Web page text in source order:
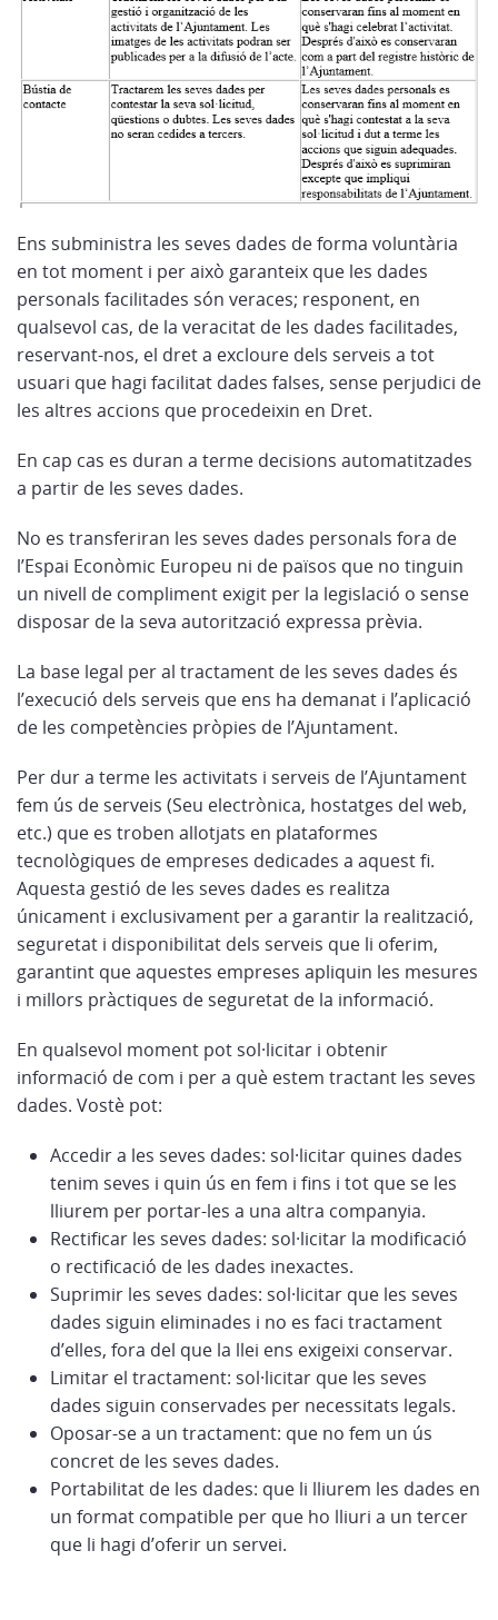
Ens subministra les seves dades de forma voluntària
en tot moment i per això garanteix que les dades
personals facilitades són veraces; responent, en
qualsevol cas, de la veracitat de les dades facilitades,
reservant-nos, el dret a excloure dels serveis a tot
usuari que hagi facilitat dades falses, sense perjudici de
les altres accions que procedeixin en Dret.
En cap cas es duran a terme decisions automatitzades
a partir de les seves dades.
No es transferiran les seves dades personals fora de
l’Espai Econòmic Europeu ni de països que no tinguin
un nivell de compliment exigit per la legislació o sense
disposar de la seva autorització expressa prèvia.
La base legal per al tractament de les seves dades és
l’execució dels serveis que ens ha demanat i l’aplicació
de les competències pròpies de l’Ajuntament.
Per dur a terme les activitats i serveis de l’Ajuntament
fem ús de serveis (Seu electrònica, hostatges del web,
etc.) que es troben allotjats en plataformes
tecnològiques de empreses dedicades a aquest fi.
Aquesta gestió de les seves dades es realitza
únicament i exclusivament per a garantir la realització,
seguretat i disponibilitat dels serveis que li oferim,
garantint que aquestes empreses apliquin les mesures
i millors pràctiques de seguretat de la informació.
En qualsevol moment pot sol·licitar i obtenir
informació de com i per a què estem tractant les seves
dades. Vostè pot:
Accedir a les seves dades: sol·licitar quines dades
tenim seves i quin ús en fem i fins i tot que se les
lliurem per portar-les a una altra companyia.
Rectificar les seves dades: sol·licitar la modificació
o rectificació de les dades inexactes.
Suprimir les seves dades: sol·licitar que les seves
dades siguin eliminades i no es faci tractament
d’elles, fora del que la llei ens exigeixi conservar.
Limitar el tractament: sol·licitar que les seves
dades siguin conservades per necessitats legals.
Oposar-se a un tractament: que no fem un ús
concret de les seves dades.
Portabilitat de les dades: que li lliurem les dades en
un format compatible per que ho lliuri a un tercer
que li hagi d’oferir un servei.